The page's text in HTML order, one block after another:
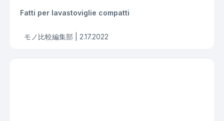
Fatti per lavastoviglie compatti
モノ比較編集部 | 2.17.2022